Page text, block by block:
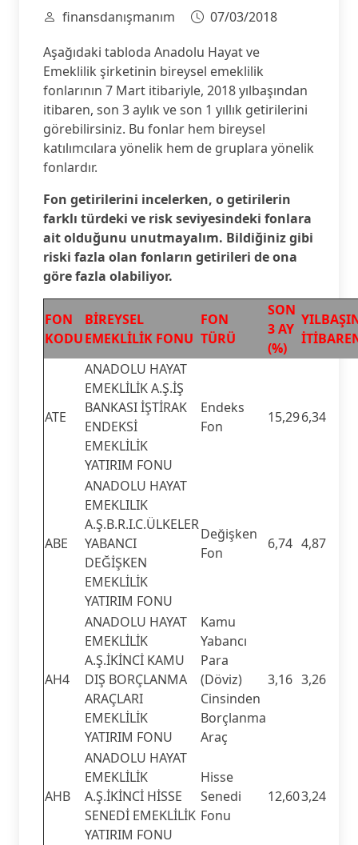
finansdanışmanım
07/03/2018
Aşağıdaki tabloda Anadolu Hayat ve
Emeklilik şirketinin bireysel emeklilik
fonlarının 7 Mart itibariyle, 2018 yılbaşından
itibaren, son 3 aylık ve son 1 yıllık getirilerini
görebilirsiniz. Bu fonlar hem bireysel
katılımcılara yönelik hem de gruplara yönelik
fonlardır.
Fon getirilerini incelerken, o getirilerin
farklı türdeki ve risk seviyesindeki fonlara
ait olduğunu unutmayalım. Bildiğiniz gibi
riski fazla olan fonların getirileri de ona
göre fazla olabiliyor.
FON
KODU
BİREYSEL
EMEKLİLİK FONU
FON
TÜRÜ
SON
3 AY
(%)
ATE
ANADOLU HAYAT
EMEKLİLİK A.Ş.İŞ
BANKASI İŞTİRAK
ENDEKSİ
EMEKLİLİK
YATIRIM FONU
Endeks
Fon
15,296,34
ABE
ANADOLU HAYAT
EMEKLILIK
A.Ş.B.R.I.C.ÜLKELER
YABANCI
DEĞİŞKEN
EMEKLİLİK
YATIRIM FONU
Değişken
Fon
6,74 4,87
AH4
ANADOLU HAYAT
EMEKLİLİK
A.Ş.İKİNCİ KAMU
DIŞ BORÇLANMA
ARAÇLARI
EMEKLİLİK
YATIRIM FONU
Kamu
Yabancı
Para
(Döviz)
Cinsinden
Borçlanma
Araç
3,16 3,26
AHB
ANADOLU HAYAT
EMEKLİLİK
A.Ş.İKİNCİ HİSSE
SENEDİ EMEKLİLİK
YATIRIM FONU
Hisse
Senedi
Fonu
12,603,24